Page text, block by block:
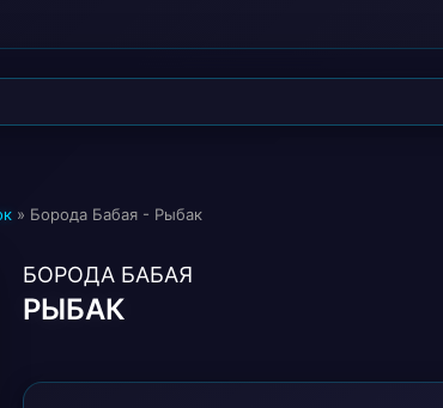
» Борода Бабая - Рыбак
БОРОДА БАБАЯ
РЫБАК